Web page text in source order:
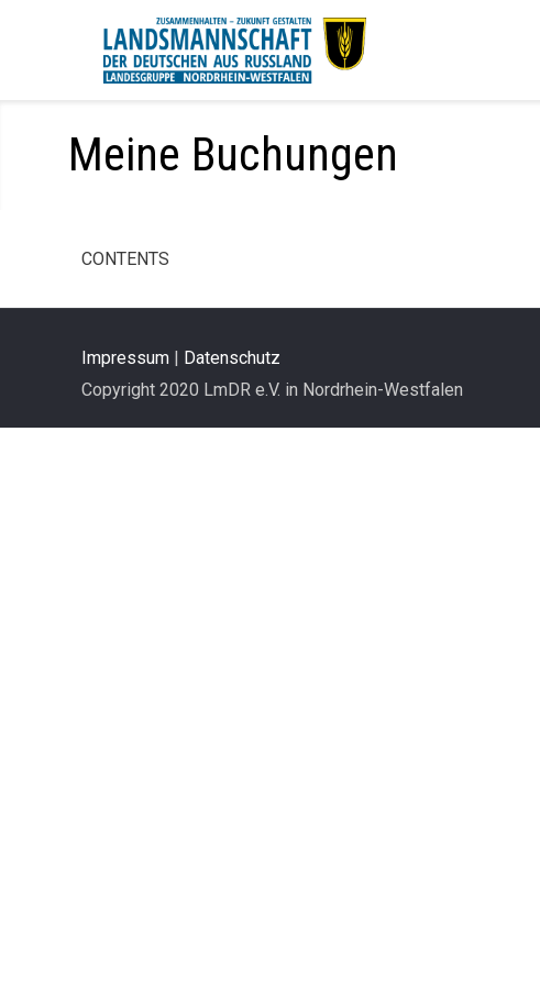
Meine Buchungen
CONTENTS
Impressum | Datenschutz
Copyright 2020 LmDR e.V. in Nordrhein-Westfalen